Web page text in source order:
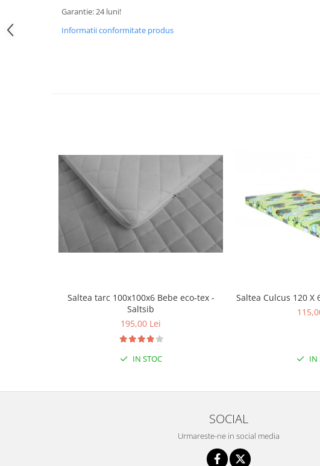
Masinute si motociclete electrice
Lenjerie mamici
Seturi de hranire
Joaca si sport exterior
Centre de joaca exterior
Patine gheata fixe
Garantie: 24 luni!
Informatii conformitate produs
Saltea tarc 100x100x6 Bebe eco-tex -
Saltsib
195,00 Lei
IN STOC
Saltea Culcus 120 X
IN
SOCIAL
Urmareste-ne in social media